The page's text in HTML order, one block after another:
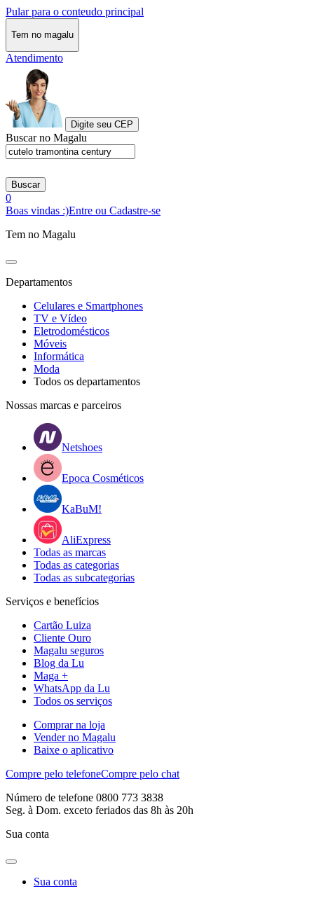
Pular para o conteudo principal
Tem no magalu
Atendimento
Digite seu CEP
Buscar no Magalu
Buscar
0
Boas vindas :)Entre ou Cadastre-se
Tem no Magalu
Departamentos
Celulares e Smartphones
TV e Vídeo
Eletrodomésticos
Móveis
Informática
Moda
Todos os departamentos
Nossas marcas e parceiros
Netshoes
Epoca Cosméticos
KaBuM!
AliExpress
Todas as marcas
Todas as categorias
Todas as subcategorias
Serviços e benefícios
Cartão Luiza
Cliente Ouro
Magalu seguros
Blog da Lu
Maga +
WhatsApp da Lu
Todos os serviços
Comprar na loja
Vender no Magalu
Baixe o aplicativo
Compre pelo telefoneCompre pelo chat
Número de telefone 0800 773 3838
Seg. à Dom. exceto feriados das 8h às 20h
Sua conta
Sua conta